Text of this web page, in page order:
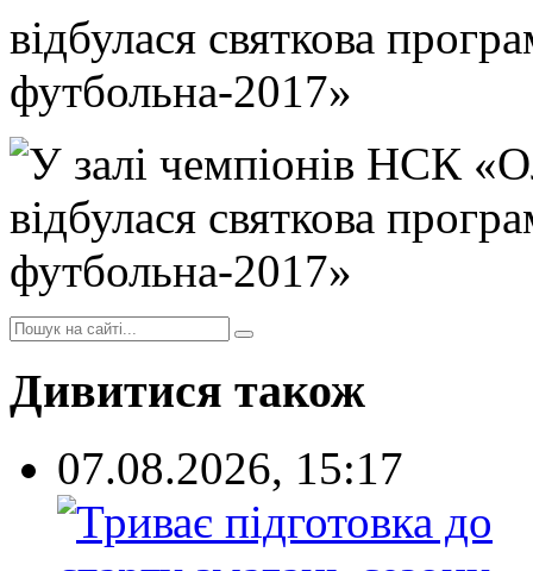
Дивитися також
07.08.2026, 15:17